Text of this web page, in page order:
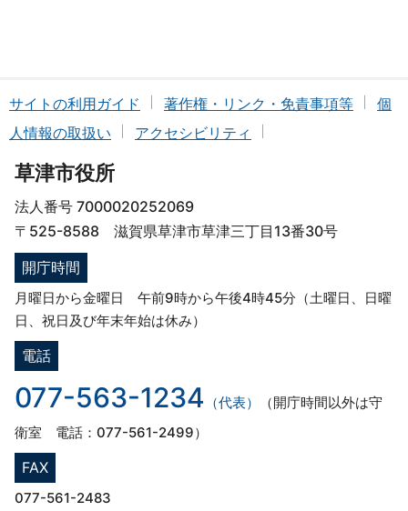
サイトの利用ガイド 著作権・リンク・免責事項等
個
人情報の取扱い
アクセシビリティ
草津市役所
法人番号 7000020252069
〒525-8588 滋賀県草津市草津三丁目13番30号
開庁時間
月曜日から金曜日 午前9時から午後4時45分（土曜日、日曜
日、祝日及び年末年始は休み）
電話
077-563-1234 （代表）
（開庁時間以外は守
衛室 電話：077-561-2499）
FAX
077-561-2483